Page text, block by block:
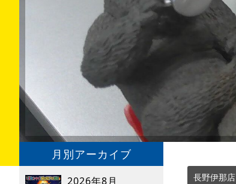
月別アーカイブ
2026年8月 長野伊那店